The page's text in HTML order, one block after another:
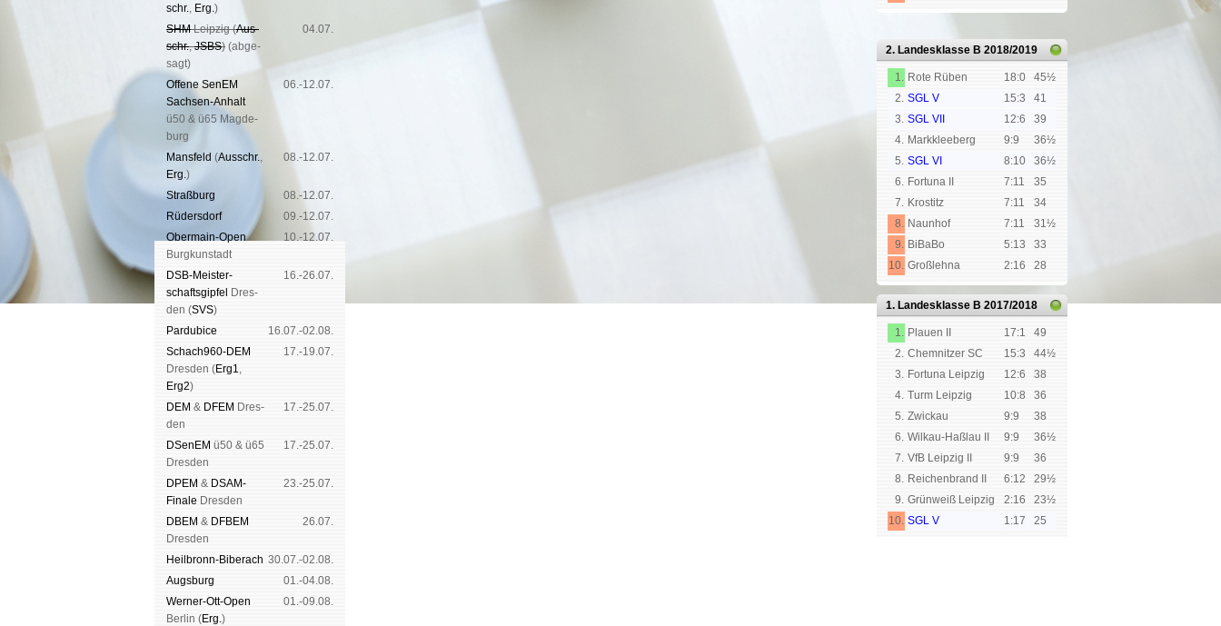
schr., Erg.)
SHMLeip­zig (Aus­
schr.,JSBS) (ab­ge­
sagt)
04.07.
Offene SenEM
Sach­sen-An­halt
ü50 & ü65 Mag­de­
burg
06.-12.07.
Mans­feld (Aus­schr.,
Erg.)
08.-12.07.
Straß­burg
08.-12.07.
Rüders­dorf
09.-12.07.
Ober­main-Open
Burg­kun­stadt
10.-12.07.
DSB-Meister­
schafts­gipfel
Dres­
den (SVS)
16.-26.07.
Pardu­bice
16.07.-02.08.
Schach960-DEM
Dres­den (Erg1,
Erg2)
17.-19.07.
DEM & DFEM Dres­
den
17.-25.07.
DSenEM ü50 & ü65
Dres­den
17.-25.07.
DPEM & DSAM-
Finale Dres­den
23.-25.07.
DBEM & DFBEM
Dres­den
26.07.
Heil­bronn-Bi­ber­ach 30.07.-02.08.
Augs­burg
01.-04.08.
Werner-Ott-Open
Ber­lin (Erg.)
01.-09.08.
2. Landesklasse B 2018/2019
1. Rote Rüben 18:0
45½
2. SGL V 15:3
41
3. SGL VII 12:6
39
4. Markkleeberg 9:9
36½
5. SGL VI 8:10
36½
6. Fortuna II 7:11
35
7. Krostitz 7:11
34
8. Naunhof 7:11
31½
9. BiBaBo 5:13
33
10. Großlehna 2:16 28
1. Landesklasse B 2017/2018
1. Plauen II 17:1
49
2. Chemnitzer SC 15:3
44½
3. Fortuna Leipzig 12:6
38
4. Turm Leipzig 10:8
36
5. Zwickau 9:9
38
6. Wilkau-Haßlau II 9:9
36½
7. VfB Leipzig II 9:9
36
8. Reichenbrand II 6:12
29½
9. Grünweiß Leipzig 2:16
23½
10. SGL V 1:17 25